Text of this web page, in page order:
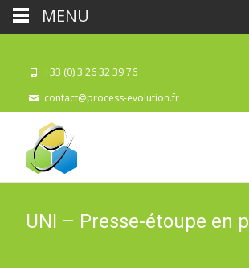
+33 (0) 3 26 32 39 76
contact@process-evolution.fr
UNI – Presse-étoupe en
MENU